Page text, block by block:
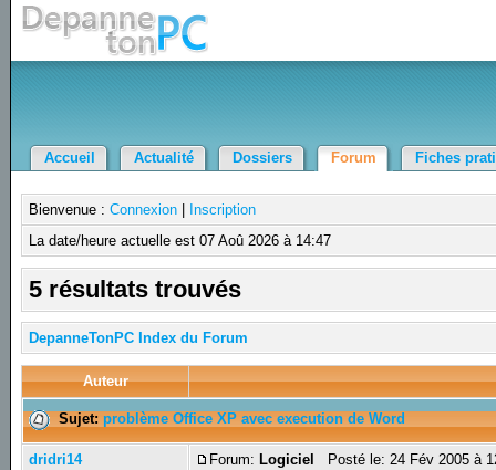
Accueil Actualité Dossiers Forum Fiches
Bienvenue :Connexion
Inscription
La date/heure actuelle est 07 Aoû 2026 à 14:47
5 résultats trouvés
DepanneTonPC Index du Forum
Auteur
Sujet:problème Office XP avec execution de Word
dridri14
Forum: Logiciel
Posté le: 24 Fév 2005 à